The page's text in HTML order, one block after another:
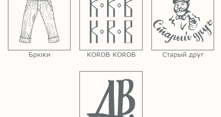
Брюки KOROB KOROB Старый друг